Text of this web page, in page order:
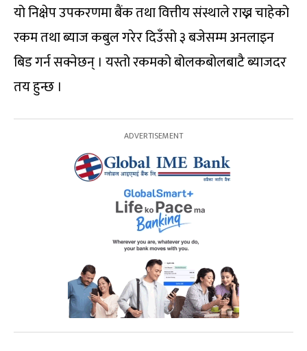
यो निक्षेप उपकरणमा बैंक तथा वित्तीय संस्थाले राख्न चाहेको
रकम तथा ब्याज कबुल गरेर दिउँसो ३ बजेसम्म अनलाइन
बिड गर्न सक्नेछन् । यस्तो रकमको बोलकबोलबाटै ब्याजदर
तय हुन्छ ।